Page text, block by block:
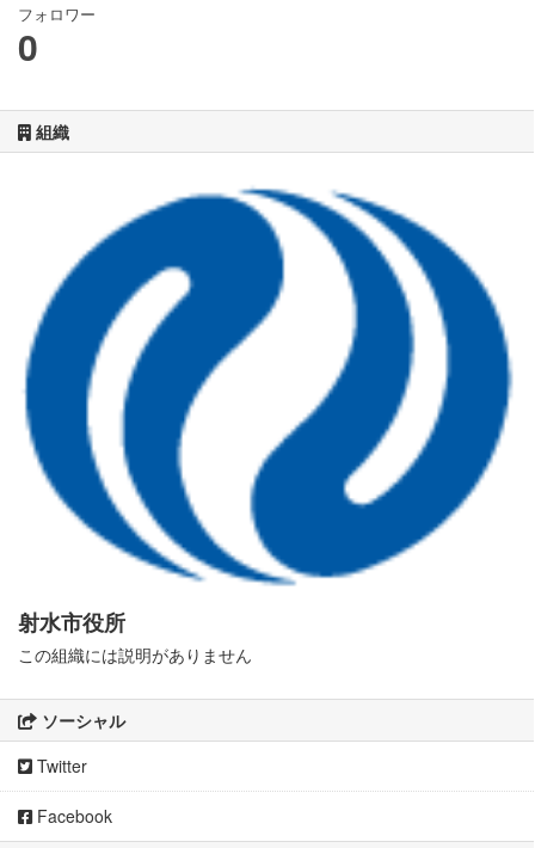
フォロワー
0
組織
射水市役所
この組織には説明がありません
ソーシャル
Twitter
Facebook